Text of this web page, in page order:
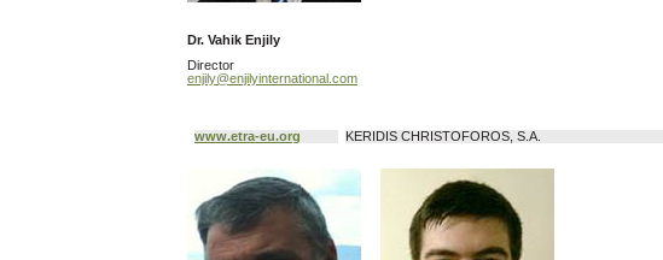
Dr. Vahik Enjily
Director
enjily@enjilyinternational.com
www.etra-eu.org KERIDIS CHRISTOFOROS, S.A.